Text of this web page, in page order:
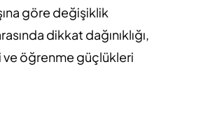
göre değişiklik
dikkat dağınıklığı,
öğrenme güçlükleri